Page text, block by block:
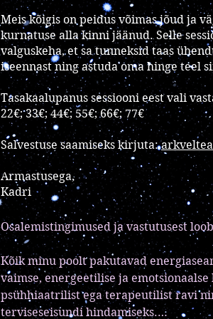
Meis kõigis on peidus võimas jõud ja
kurnatuse alla kinni jäänud. Selle
valguskeha, et sa tunneksid taas
iseennast ning astuda oma hinge teel
Tasakaalupanus sessiooni eest vali
22€; 33€; 44€; 55€; 66€; 77€
Salvestuse saamiseks kirjuta:
Armastusega,
Kadri
Osalemistingimused ja vastutusest
Kõik minu poolt pakutavad
vaimse, energeetilise ja
psühhiaatrilist ega terapeutilist ravi
terviseseisundi hindamiseks.